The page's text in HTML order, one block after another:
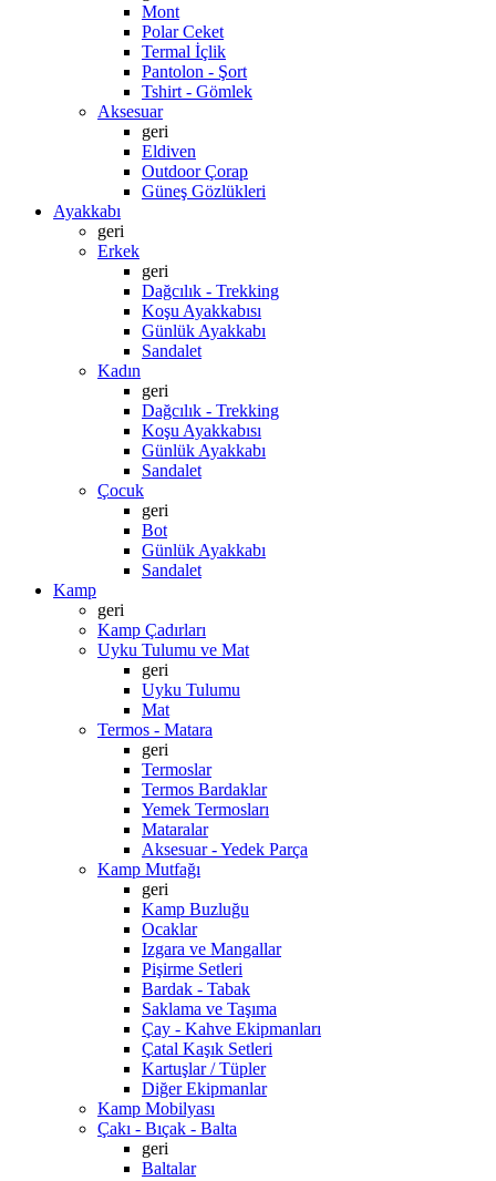
Mont
Polar Ceket
Termal İçlik
Pantolon - Şort
Tshirt - Gömlek
Aksesuar
geri
Eldiven
Outdoor Çorap
Güneş Gözlükleri
Ayakkabı
geri
Erkek
geri
Dağcılık - Trekking
Koşu Ayakkabısı
Günlük Ayakkabı
Sandalet
Kadın
geri
Dağcılık - Trekking
Koşu Ayakkabısı
Günlük Ayakkabı
Sandalet
Çocuk
geri
Bot
Günlük Ayakkabı
Sandalet
Kamp
geri
Kamp Çadırları
Uyku Tulumu ve Mat
geri
Uyku Tulumu
Mat
Termos - Matara
geri
Termoslar
Termos Bardaklar
Yemek Termosları
Mataralar
Aksesuar - Yedek Parça
Kamp Mutfağı
geri
Kamp Buzluğu
Ocaklar
Izgara ve Mangallar
Pişirme Setleri
Bardak - Tabak
Saklama ve Taşıma
Çay - Kahve Ekipmanları
Çatal Kaşık Setleri
Kartuşlar / Tüpler
Diğer Ekipmanlar
Kamp Mobilyası
Çakı - Bıçak - Balta
geri
Baltalar